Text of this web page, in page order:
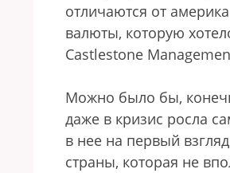
отличаются от
валюты, которую
Castlestone
Можно было бы,
даже в кризис росла
в нее на первый
страны, которая не